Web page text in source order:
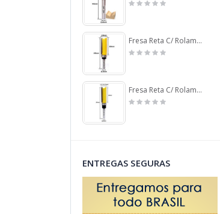
Fresa Reta C/ Rolamento Superior Ø19mm X 50mm Corte X 95mm X 8,0mm Haste. (Ftr3477)
Fresa Reta C/ Rolamento Superior Ø12,7mm (1/2) X 40mm Corte X 84mm X 6,0mm Haste. (Ftr0061)
ENTREGAS SEGURAS